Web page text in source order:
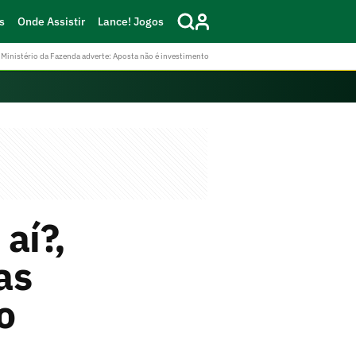
Onde Assistir Lance! Jogos
da Fazenda adverte: Aposta não é investimento